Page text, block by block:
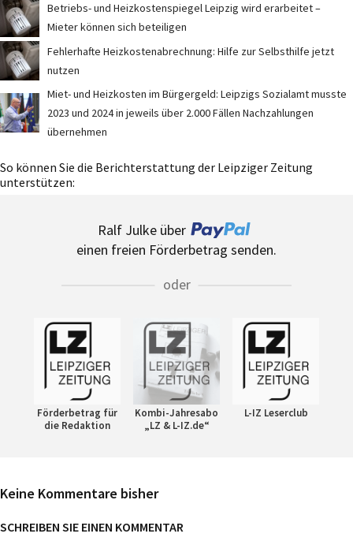
Betriebs- und Heizkostenspiegel Leipzig wird erarbeitet –
Mieter können sich beteiligen
Fehlerhafte Heizkostenabrechnung: Hilfe zur Selbsthilfe jetzt
nutzen
Miet- und Heizkosten im Bürgergeld: Leipzigs Sozialamt musste
2023 und 2024 in jeweils über 2.000 Fällen Nachzahlungen
übernehmen
So können Sie die Berichterstattung der Leipziger Zeitung
unterstützen:
Ralf Julke über
einen freien Förderbetrag senden.
oder
Förderbetrag für
die Redaktion
Kombi-Jahresabo
„LZ & L-IZ.de“
L-IZ Leserclub
Keine Kommentare bisher
SCHREIBEN SIE EINEN KOMMENTAR